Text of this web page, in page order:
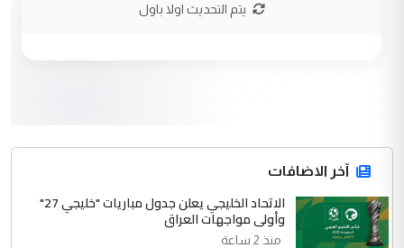
جنسية الرافد الثالث للعراق ومن اصول عريقة
ابا فرات ...
الموضوع :
الجواهري يرد على صدام حسين سل
مضجعيك يابن الزنا (نص كامل)
يتم التحديث اولا باول
آخر الاضافات
الاتحاد الخليجي يعلن جدول مباريات "خليجي 27"
وأولى مواجهات العراق
منذ 2 ساعة